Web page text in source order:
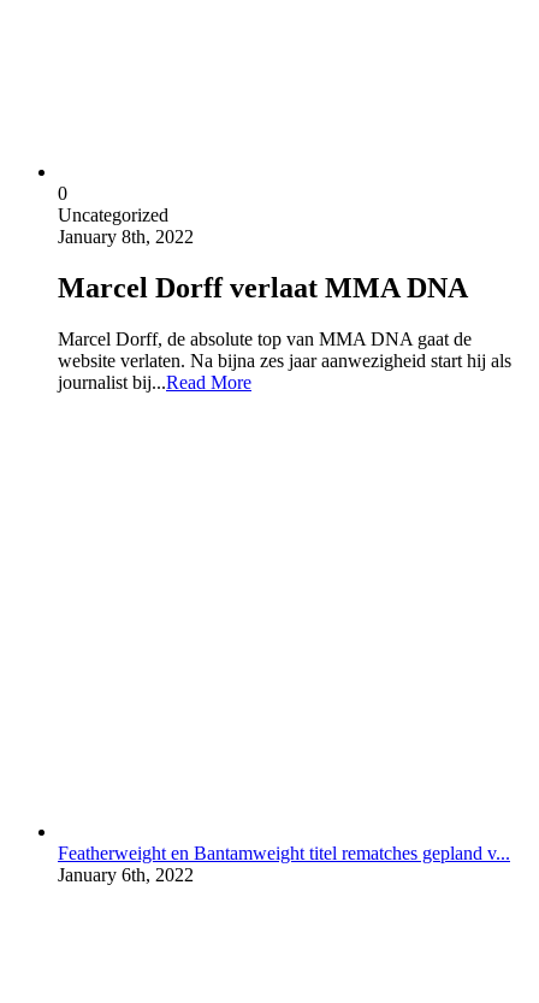
0
Uncategorized
January 8th, 2022
Marcel Dorff verlaat MMA DNA
Marcel Dorff, de absolute top van MMA DNA gaat de
website verlaten. Na bijna zes jaar aanwezigheid start hij als
journalist bij...Read More
Featherweight en Bantamweight titel rematches gepland v...
January 6th, 2022